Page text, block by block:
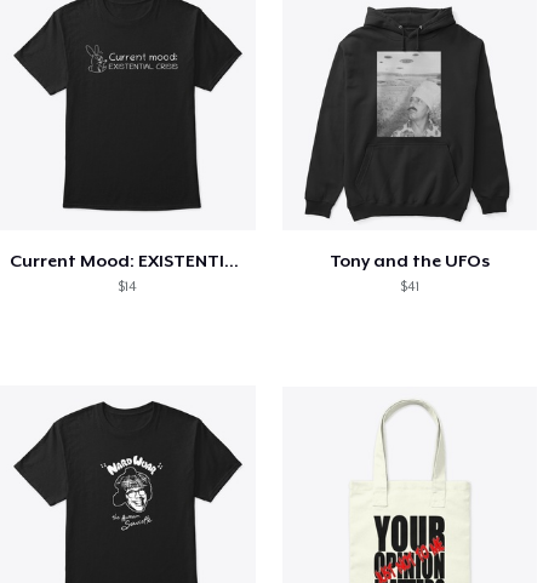
Current Mood: EXISTENTIAL CRISIS
$14
Tony and the UFOs
$41